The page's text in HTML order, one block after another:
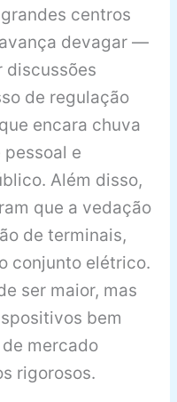
centros
devagar —
discussões
de regulação
encara chuva
e
Além disso,
que a vedação
de terminais,
conjunto elétrico.
ser maior, mas
bem
mercado
rigorosos.